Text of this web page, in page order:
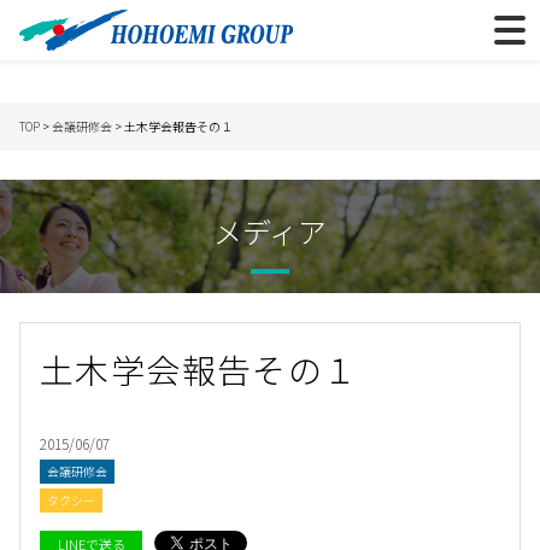
TOP >会議研修会 > 土木学会報告その１
メディア
土木学会報告その１
2015/06/07
会議研修会
タクシー
LINEで送る